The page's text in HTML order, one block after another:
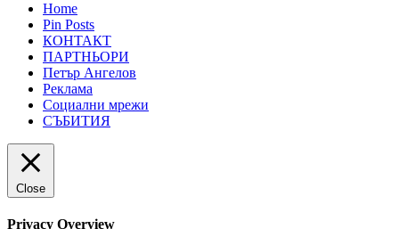
Home
Pin Posts
КОНТАКТ
ПАРТНЬОРИ
Петър Ангелов
Реклама
Социални мрежи
СЪБИТИЯ
Close
Privacy Overview